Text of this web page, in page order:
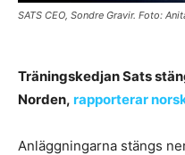
SATS CEO, Sondre Gravir. Foto:
Träningskedjan Sats
Norden, rapporterar
Anläggningarna stängs